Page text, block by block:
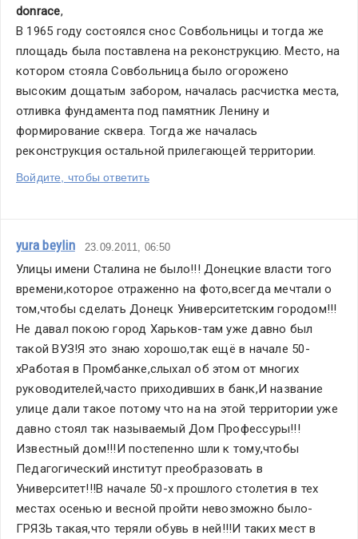
donrace,
В 1965 году состоялся снос Совбольницы и тогда же
площадь была поставлена на реконструкцию. Место, на
котором стояла Совбольница было огорожено
высоким дощатым забором, началась расчистка места,
отливка фундамента под памятник Ленину и
формирование сквера. Тогда же началась
реконструкция остальной прилегающей территории.
Войдите, чтобы ответить
yura beylin 23.09.2011, 06:50
Улицы имени Сталина не было!!! Донецкие власти того
времени,которое отраженно на фото,всегда мечтали о
том,чтобы сделать Донецк Университетским городом!!!
Не давал покою город Харьков-там уже давно был
такой ВУЗ!Я это знаю хорошо,так ещё в начале 50-
хРаботая в Промбанке,слыхал об этом от многих
руководителей,часто приходивших в банк,И название
улице дали такое потому что на на этой территории уже
давно стоял так называемый Дом Профессуры!!!
Известный дом!!!И постепенно шли к тому,чтобы
Педагогический институт преобразовать в
Университет!!!В начале 50-х прошлого столетия в тех
местах осенью и весной пройти невозможно было-
ГРЯЗЬ такая,что теряли обувь в ней!!!И таких мест в